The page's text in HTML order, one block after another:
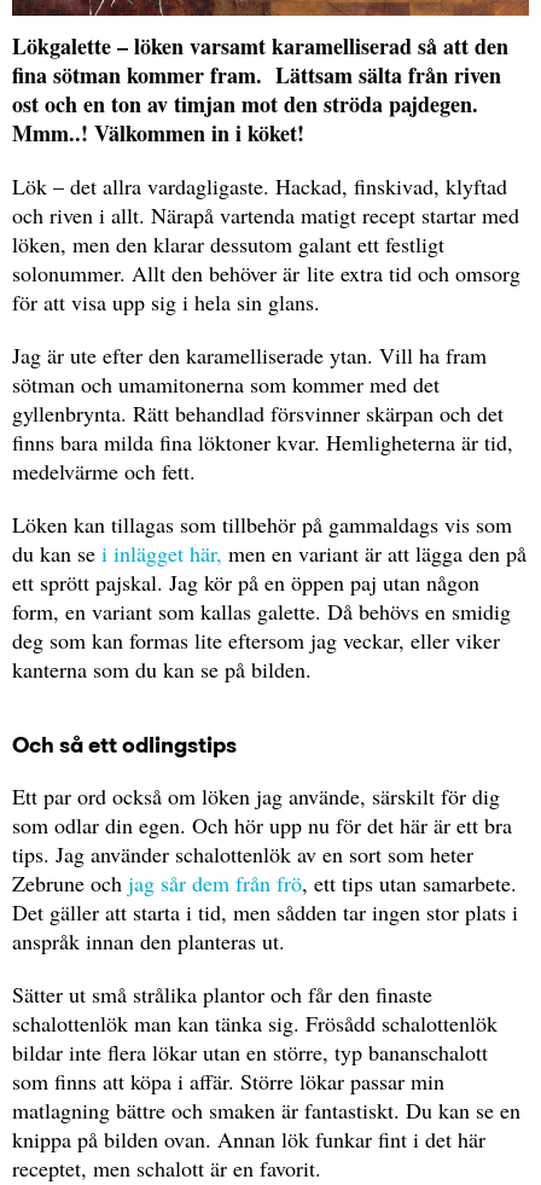
Lökgalette – löken varsamt karamelliserad så att den
fina sötman kommer fram. Lättsam sälta från riven
ost och en ton av timjan mot den ströda pajdegen.
Mmm..! Välkommen in i köket!
Lök – det allra vardagligaste. Hackad, finskivad, klyftad
och riven i allt. Närapå vartenda matigt recept startar med
löken, men den klarar dessutom galant ett festligt
solonummer. Allt den behöver är lite extra tid och omsorg
för att visa upp sig i hela sin glans.
Jag är ute efter den karamelliserade ytan. Vill ha fram
sötman och umamitonerna som kommer med det
gyllenbrynta. Rätt behandlad försvinner skärpan och det
finns bara milda fina löktoner kvar. Hemligheterna är tid,
medelvärme och fett.
Löken kan tillagas som tillbehör på gammaldags vis som
du kan se i inlägget här, men en variant är att lägga den på
ett sprött pajskal. Jag kör på en öppen paj utan någon
form, en variant som kallas galette. Då behövs en smidig
deg som kan formas lite eftersom jag veckar, eller viker
kanterna som du kan se på bilden.
Och så ett odlingstips
Ett par ord också om löken jag använde, särskilt för dig
som odlar din egen. Och hör upp nu för det här är ett bra
tips. Jag använder schalottenlök av en sort som heter
Zebrune och jag sår dem från frö, ett tips utan samarbete.
Det gäller att starta i tid, men sådden tar ingen stor plats i
anspråk innan den planteras ut.
Sätter ut små strålika plantor och får den finaste
schalottenlök man kan tänka sig. Frösådd schalottenlök
bildar inte flera lökar utan en större, typ bananschalott
som finns att köpa i affär. Större lökar passar min
matlagning bättre och smaken är fantastiskt. Du kan se en
knippa på bilden ovan. Annan lök funkar fint i det här
receptet, men schalott är en favorit.